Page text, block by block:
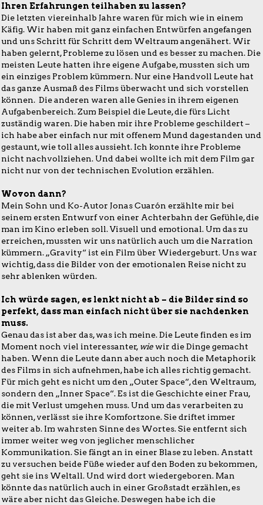
Ihren Erfahrungen teilhaben zu lassen?
Die letzten viereinhalb Jahre waren für mich wie in einem
Käfig. Wir haben mit ganz einfachen Entwürfen angefangen
und uns Schritt für Schritt dem Weltraum angenähert. Wir
haben gelernt, Probleme zu lösen und es besser zu machen. Die
meisten Leute hatten ihre eigene Aufgabe, mussten sich um
ein einziges Problem kümmern. Nur eine Handvoll Leute hat
das ganze Ausmaß des Films überwacht und sich vorstellen
können. Die anderen waren alle Genies in ihrem eigenen
Aufgabenbereich. Zum Beispiel die Leute, die fürs Licht
zuständig waren. Die haben mir ihre Probleme geschildert –
ich habe aber einfach nur mit offenem Mund dagestanden und
gestaunt, wie toll alles aussieht. Ich konnte ihre Probleme
nicht nachvollziehen. Und dabei wollte ich mit dem Film gar
nicht nur von der technischen Evolution erzählen.
Wovon dann?
Mein Sohn und Ko-Autor Jonas Cuarón erzählte mir bei
seinem ersten Entwurf von einer Achterbahn der Gefühle, die
man im Kino erleben soll. Visuell und emotional. Um das zu
erreichen, mussten wir uns natürlich auch um die Narration
kümmern. „Gravity“ ist ein Film über Wiedergeburt. Uns war
wichtig, dass die Bilder von der emotionalen Reise nicht zu
sehr ablenken würden.
Ich würde sagen, es lenkt nicht ab – die Bilder sind so
perfekt, dass man einfach nicht über sie nachdenken
muss.
Genau das ist aber das, was ich meine. Die Leute finden es im
Moment noch viel interessanter, wie wir die Dinge gemacht
haben. Wenn die Leute dann aber auch noch die Metaphorik
des Films in sich aufnehmen, habe ich alles richtig gemacht.
Für mich geht es nicht um den „Outer Space“, den Weltraum,
sondern den „Inner Space“. Es ist die Geschichte einer Frau,
die mit Verlust umgehen muss. Und um das verarbeiten zu
können, verlässt sie ihre Komfortzone. Sie driftet immer
weiter ab. Im wahrsten Sinne des Wortes. Sie entfernt sich
immer weiter weg von jeglicher menschlicher
Kommunikation. Sie fängt an in einer Blase zu leben. Anstatt
zu versuchen beide Füße wieder auf den Boden zu bekommen,
geht sie ins Weltall. Und wird dort wiedergeboren. Man
könnte das natürlich auch in einer Großstadt erzählen, es
wäre aber nicht das Gleiche. Deswegen habe ich die